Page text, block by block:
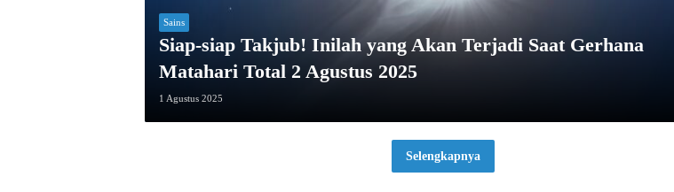
Sains
Siap-siap Takjub! Inilah yang Akan Terjadi Saat Gerhana
Matahari Total 2 Agustus 2025
1 Agustus 2025
Selengkapnya